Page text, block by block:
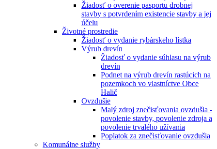
Žiadosť o overenie pasportu drobnej
stavby s potvrdením existencie stavby a jej
účelu
Životné prostredie
Žiadosť o vydanie rybárskeho lístka
Výrub drevín
Žiadosť o vydanie súhlasu na výrub
drevín
Podnet na výrub drevín rastúcich na
pozemkoch vo vlastníctve Obce
Halič
Ovzdušie
Malý zdroj znečisťovania ovzdušia -
povolenie stavby, povolenie zdroja a
povolenie trvalého užívania
Poplatok za znečisťovanie ovzdušia
Komunálne služby